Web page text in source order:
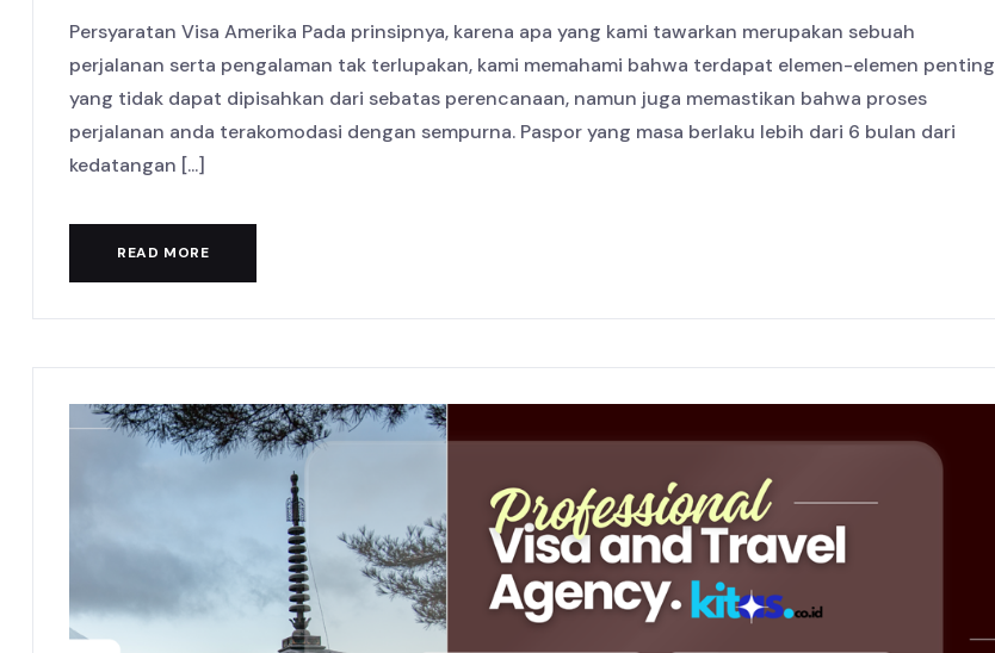
Persyaratan Visa Amerika Pada prinsipnya, karena apa yang kami tawarkan merupakan sebuah
perjalanan serta pengalaman tak terlupakan, kami memahami bahwa terdapat elemen-elemen penting
yang tidak dapat dipisahkan dari sebatas perencanaan, namun juga memastikan bahwa proses
perjalanan anda terakomodasi dengan sempurna. Paspor yang masa berlaku lebih dari 6 bulan dari
kedatangan [...]
READ MORE